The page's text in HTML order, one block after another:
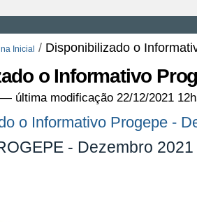
Inicial / Disponibilizado o
o Informativo
— última modificação 22/12/2021
- Dezembro